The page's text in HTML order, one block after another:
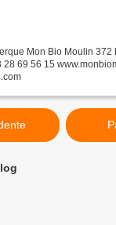
Mon Bio Moulin 372
28 69 56 15